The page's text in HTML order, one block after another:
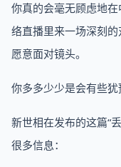
你真的会毫无顾虑地
络直播里来一场深刻
愿意面对镜头。
你多多少少是会有些犹
新世相在发布的这篇“
很多信息：